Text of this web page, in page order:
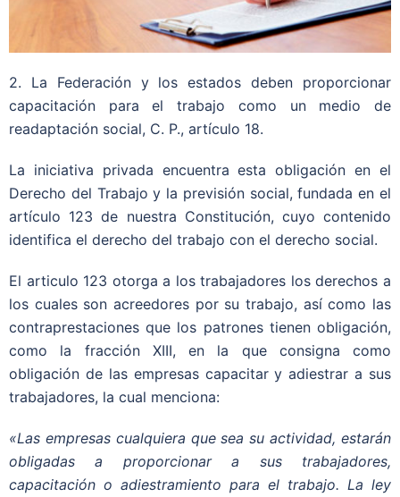
2. La Federación y los estados deben proporcionar
capacitación para el trabajo como un medio de
readaptación social, C. P., artículo 18.
La iniciativa privada encuentra esta obligación en el
Derecho del Trabajo y la previsión social, fundada en el
artículo 123 de nuestra Constitución, cuyo contenido
identifica el derecho del trabajo con el derecho social.
El articulo 123 otorga a los trabajadores los derechos a
los cuales son acreedores por su trabajo, así como las
contraprestaciones que los patrones tienen obligación,
como la fracción XIII, en la que consigna como
obligación de las empresas capacitar y adiestrar a sus
trabajadores, la cual menciona:
«Las empresas cualquiera que sea su actividad, estarán
obligadas a proporcionar a sus trabajadores,
capacitación o adiestramiento para el trabajo. La ley